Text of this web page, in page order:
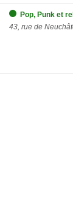
Pop, Punk et
43, rue de